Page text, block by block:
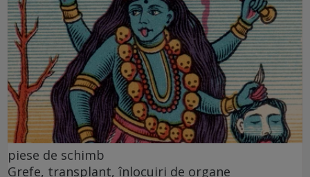
piese de schimb
Grefe, transplant, înlocuiri de organe